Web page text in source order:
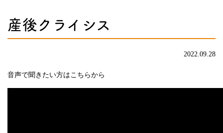
産後クライシス
2022.09.28
音声で聞きたい方はこちらから